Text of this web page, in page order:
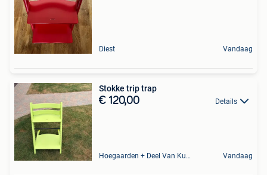
Diest Vandaag
Stokke trip trap
€ 120,00 Details
Hoegaarden + Deel Van Kumtich + Deel Van Tienen Vandaag